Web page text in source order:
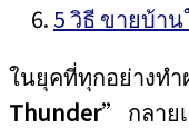
5 วิธี ขายบ้า
ในยุคที่ทุกอย่างท
Thunder” กลาย